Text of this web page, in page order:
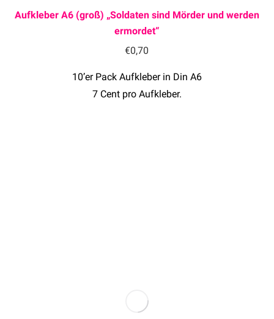
Aufkleber A6 (groß) „Soldaten sind Mörder und werden
ermordet“
€0,70
10’er Pack Aufkleber in Din A6
7 Cent pro Aufkleber.